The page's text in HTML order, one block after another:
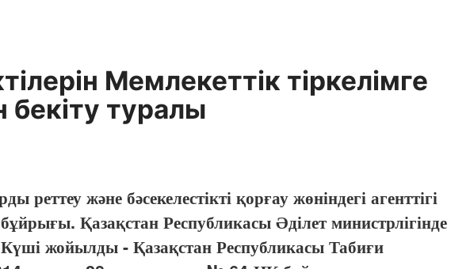
Мемлекеттік тіркелімге
бекіту туралы
және бәсекелестікті қорғау жөніндегі агенттігі
Қазақстан Республикасы Әділет министрлігінде
жойылды - Қазақстан Республикасы Табиғи